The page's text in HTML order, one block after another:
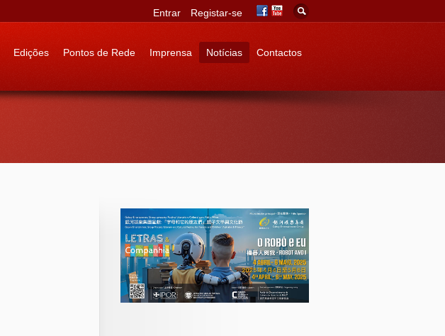
Edições Pontos de Rede Imprensa Notícias Contactos
Entrar Registar-se